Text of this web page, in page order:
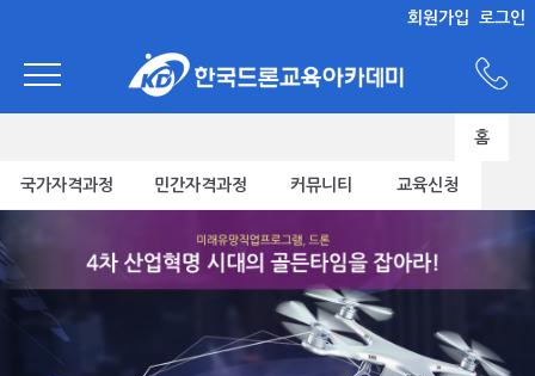
회원가입 로그인
홈
국가자격과정 민간자격과정 커뮤니티 교육신청